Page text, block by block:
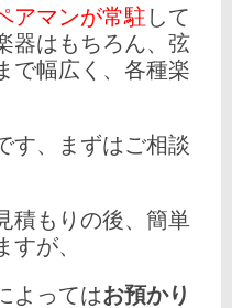
アマンが常駐 して
器はもちろん、弦
で幅広く、各種楽
す、まずはご相談
積もりの後、簡単
が、
よってはお預かり